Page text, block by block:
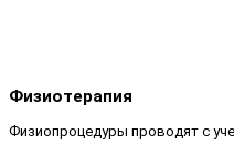
Физиотерапия
Физиопроцедуры проводят с